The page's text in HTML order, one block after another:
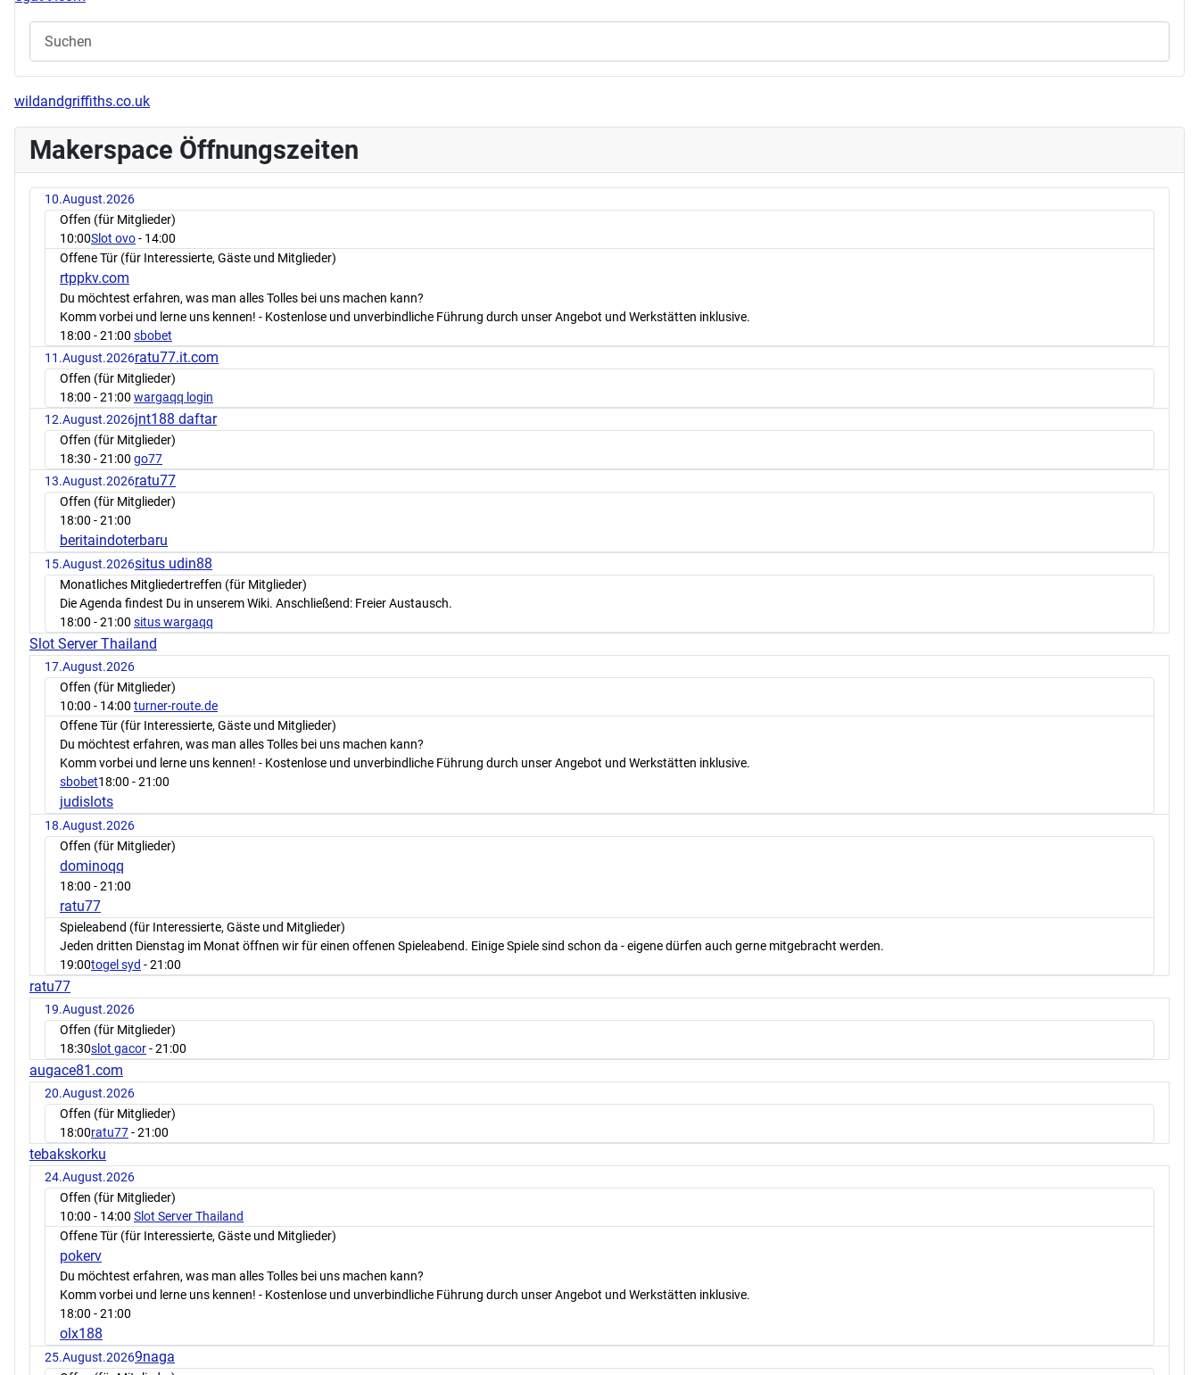
wildandgriffiths.co.uk
Makerspace Öffnungszeiten
10.August.2026
Offen (für Mitglieder)
10:00Slot ovo- 14:00
Offene Tür (für Interessierte, Gäste und Mitglieder)
rtppkv.com
Du möchtest erfahren, was man alles Tolles bei uns machen kann?
Komm vorbei und lerne uns kennen! - Kostenlose und unverbindliche Führung durch unser Angebot und Werkstätten inklusive.
18:00 - 21:00 sbobet
11.August.2026ratu77.it.com
Offen (für Mitglieder)
18:00 - 21:00 wargaqq login
12.August.2026jnt188 daftar
Offen (für Mitglieder)
18:30 - 21:00 go77
13.August.2026ratu77
Offen (für Mitglieder)
18:00 - 21:00
beritaindoterbaru
15.August.2026situs udin88
Monatliches Mitgliedertreffen (für Mitglieder)
Die Agenda findest Du in unserem Wiki. Anschließend: Freier Austausch.
18:00 - 21:00 situs wargaqq
Slot Server Thailand
17.August.2026
Offen (für Mitglieder)
10:00 - 14:00 turner-route.de
Offene Tür (für Interessierte, Gäste und Mitglieder)
Du möchtest erfahren, was man alles Tolles bei uns machen kann?
Komm vorbei und lerne uns kennen! - Kostenlose und unverbindliche Führung durch unser Angebot und Werkstätten inklusive.
sbobet18:00 - 21:00
judislots
18.August.2026
Offen (für Mitglieder)
dominoqq
18:00 - 21:00
ratu77
Spieleabend (für Interessierte, Gäste und Mitglieder)
Jeden dritten Dienstag im Monat öffnen wir für einen offenen Spieleabend. Einige Spiele sind schon da - eigene dürfen auch gerne mitgebracht werden.
19:00togel syd - 21:00
ratu77
19.August.2026
Offen (für Mitglieder)
18:30slot gacor- 21:00
augace81.com
20.August.2026
Offen (für Mitglieder)
18:00ratu77- 21:00
tebakskorku
24.August.2026
Offen (für Mitglieder)
10:00 - 14:00 Slot Server Thailand
Offene Tür (für Interessierte, Gäste und Mitglieder)
pokerv
Du möchtest erfahren, was man alles Tolles bei uns machen kann?
Komm vorbei und lerne uns kennen! - Kostenlose und unverbindliche Führung durch unser Angebot und Werkstätten inklusive.
18:00 - 21:00
olx188
25.August.20269naga